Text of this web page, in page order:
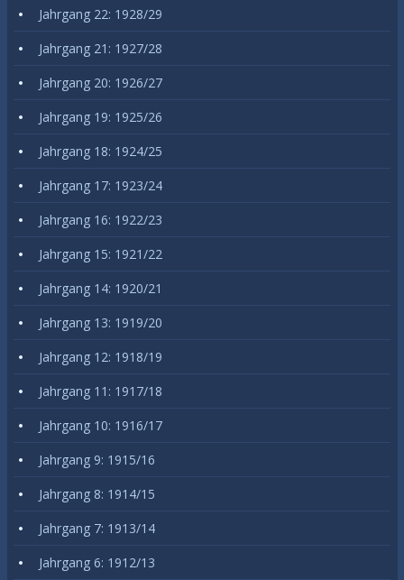
Jahrgang 22: 1928/29
Jahrgang 21: 1927/28
Jahrgang 20: 1926/27
Jahrgang 19: 1925/26
Jahrgang 18: 1924/25
Jahrgang 17: 1923/24
Jahrgang 16: 1922/23
Jahrgang 15: 1921/22
Jahrgang 14: 1920/21
Jahrgang 13: 1919/20
Jahrgang 12: 1918/19
Jahrgang 11: 1917/18
Jahrgang 10: 1916/17
Jahrgang 9: 1915/16
Jahrgang 8: 1914/15
Jahrgang 7: 1913/14
Jahrgang 6: 1912/13